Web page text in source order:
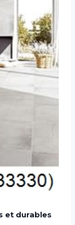
et durables